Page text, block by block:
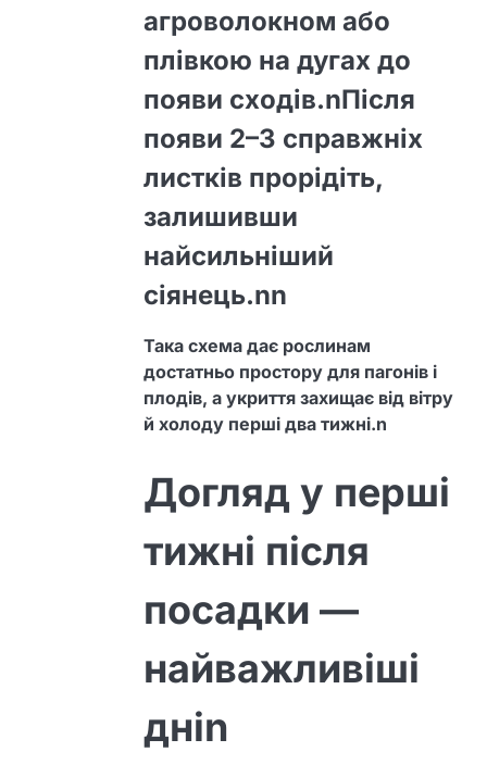
агроволокном або
плівкою на дугах до
появи сходів.nПісля
появи 2–3 справжніх
листків прорідіть,
залишивши
найсильніший
сіянець.nn
Така схема дає рослинам
достатньо простору для пагонів і
плодів, а укриття захищає від вітру
й холоду перші два тижні.n
Догляд у перші
тижні після
посадки —
найважливіші
дніn